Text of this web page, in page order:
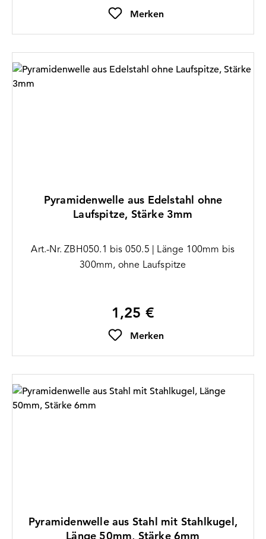
Merken
Pyramidenwelle aus Edelstahl ohne
Laufspitze, Stärke 3mm
Art.-Nr. ZBH050.1 bis 050.5 | Länge 100mm bis
300mm, ohne Laufspitze
Regulärer Preis:
1,25 €
Merken
Pyramidenwelle aus Stahl mit Stahlkugel,
Länge 50mm, Stärke 6mm